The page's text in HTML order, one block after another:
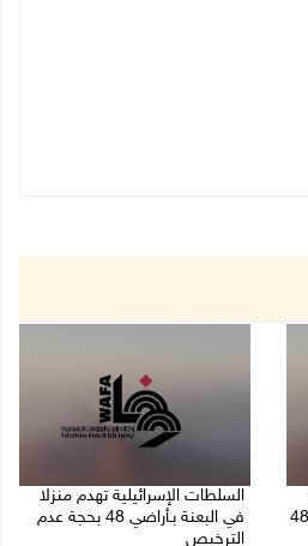
السلطات الإسرائيلية تهدم منزلا
في البعنة بـأراضي 48 بحجة عدم
الترخيص